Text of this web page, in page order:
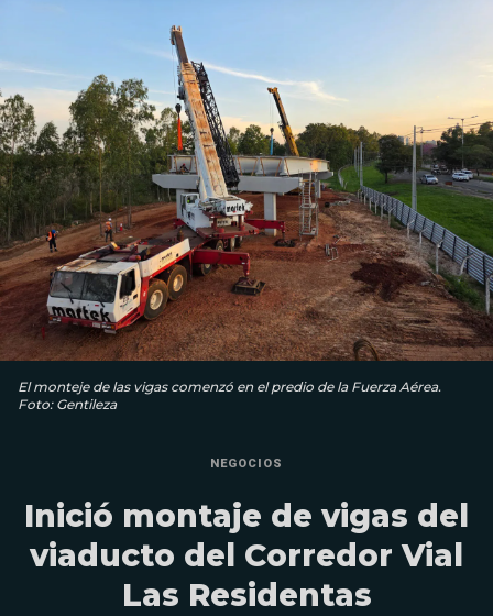
El monteje de las vigas comenzó en el predio de la Fuerza Aérea.
Foto: Gentileza
NEGOCIOS
Inició montaje de vigas del
viaducto del Corredor Vial
Las Residentas